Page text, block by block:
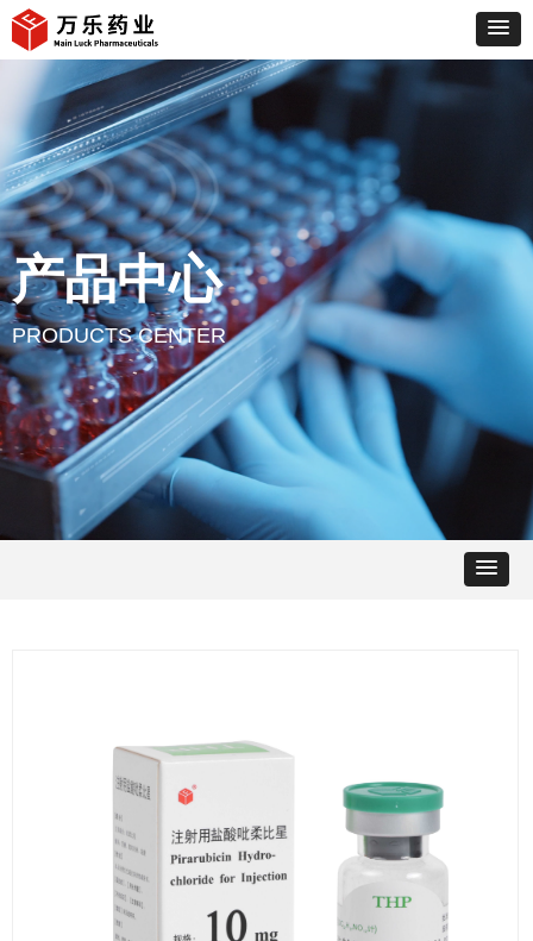
产品中心
PRODUCTS CENTER